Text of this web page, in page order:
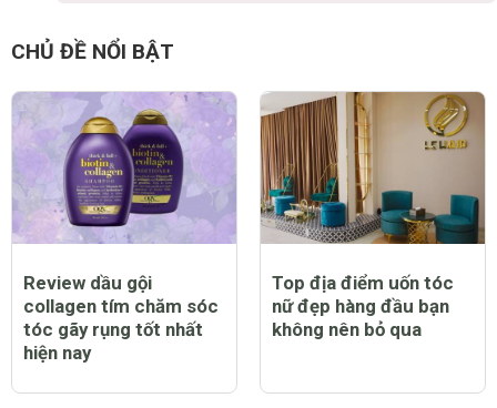
CHỦ ĐỀ NỔI BẬT
Review dầu gội
collagen tím chăm sóc
tóc gãy rụng tốt nhất
hiện nay
Top địa điểm uốn tóc
nữ đẹp hàng đầu bạn
không nên bỏ qua